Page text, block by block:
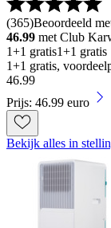
(365)Beoordeeld
46.99 met Club
1+1 gratis1+1 gratis
1+1 gratis,
46.99
Prijs: 46.99 euro
Bekijk alles in